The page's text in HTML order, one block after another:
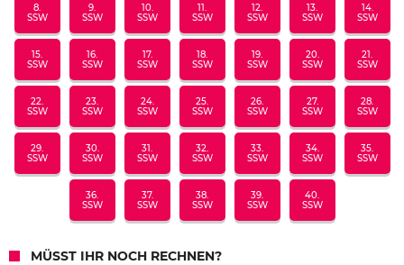
8.
SSW
9.
SSW
10.
SSW
11.
SSW
12.
SSW
13.
SSW
14.
SSW
15.
SSW
16.
SSW
17.
SSW
18.
SSW
19.
SSW
20.
SSW
21.
SSW
22.
SSW
23.
SSW
24.
SSW
25.
SSW
26.
SSW
27.
SSW
28.
SSW
29.
SSW
30.
SSW
31.
SSW
32.
SSW
33.
SSW
34.
SSW
35.
SSW
36.
SSW
37.
SSW
38.
SSW
39.
SSW
40.
SSW
MÜSST IHR NOCH RECHNEN?